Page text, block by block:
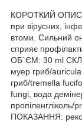
КОРОТКИЙ ОПИС:
при вірусних,
втоми. Сильний
сприяє
ОБ`ЄМ: 30 ml
муер гриб/
гриб/tremella
fungi, вода
пропіленгліколь/
ПОКАЗАННЯ: